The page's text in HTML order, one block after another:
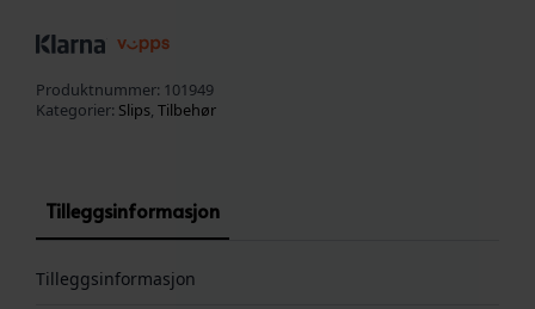
Produktnummer: 101949
Kategorier: Slips, Tilbehør
Tilleggsinformasjon
Tilleggsinformasjon